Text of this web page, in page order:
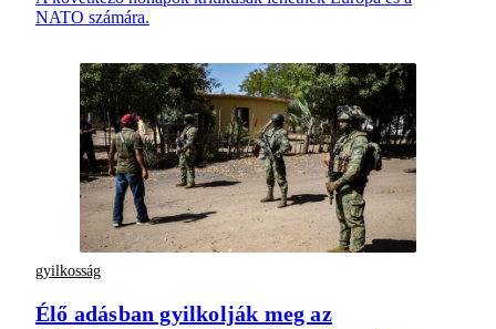
NATO számára.
gyilkosság
Élő adásban gyilkolják meg az